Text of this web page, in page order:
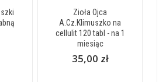
Zioła Ojca
A.Cz.Klimuszko na
cellulit 120 tabl - na 1
miesiąc
35,00 zł